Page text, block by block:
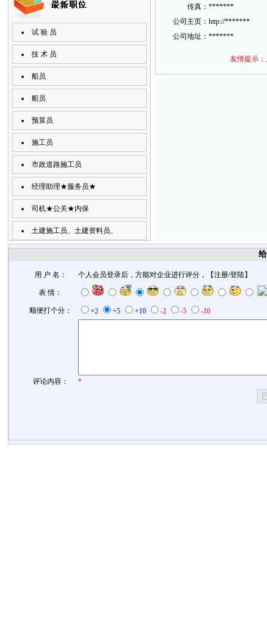
试 验 员
技 术 员
船员
船员
预算员
施工员
市政道路施工员
经理助理★服务员★
司机★公关★内保
土建施工员、土建资料员、
传真： *******
公司主页： http://*******
公司地址： *******
友情提示
用 户 名： 个人会员登录后，方能对企业进行评分，【注册/登陆】
表 情：
顺便打个分： +2 +5 +10 -2 -5 -10
评论内容： *